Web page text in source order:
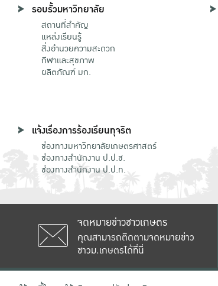
รอบรั้วมหาวิทยาลัย
สถานที่สำคัญ
แหล่งเรียนรู้
สิ่งอำนวยความสะดวก
กีฬาและสุขภาพ
ผลิตภัณฑ์ มก.
แจ้งเรื่องการร้องเรียนทุจริต
ช่องทางมหาวิทยาลัยเกษตรศาสตร์
ช่องทางสำนักงาน ป.ป.ช.
ช่องทางสำนักงาน ป.ป.ท.
จดหมายข่าวชาวเกษตร
คุณสามารถติดตามจดหมายข่าว
ชาวม.เกษตรได้ที่นี่